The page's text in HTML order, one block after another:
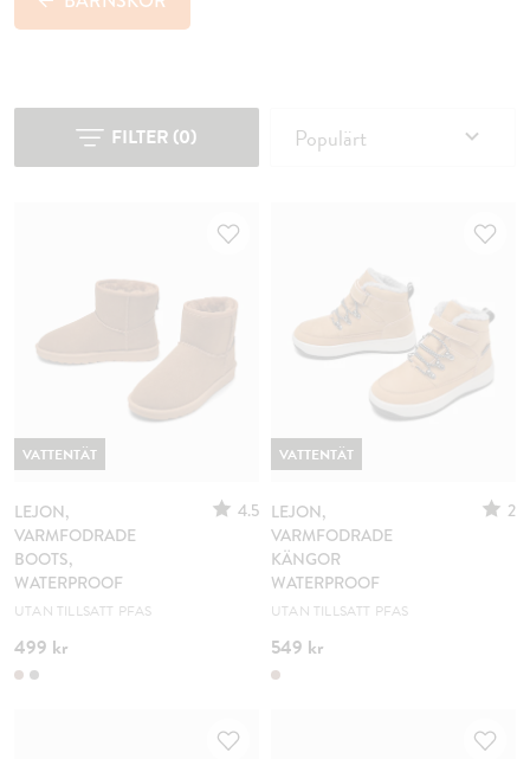
FILTER (0) Populärt
LEJON,
VARMFODRADE
BOOTS,
WATERPROOF
4.5
UTAN TILLSATT PFAS
499 kr
VATTENTÄT
LEJON,
VARMFODRADE
KÄNGOR
WATERPROOF
2
UTAN TILLSATT PFAS
549 kr
VATTENTÄT